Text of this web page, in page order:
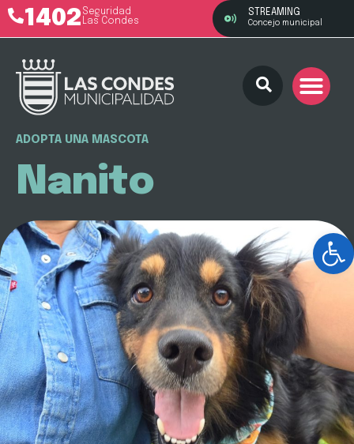
1402 Seguridad
Las Condes
STREAMING
Concejo municipal
ADOPTA UNA MASCOTA
Nanito